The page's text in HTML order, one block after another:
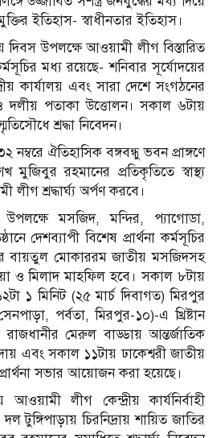
ইতিহাস- স্বাধীনতার ইতিহাস।
দিবস উপলক্ষে আওয়ামী লীগ বিস্তারিত
মধ্য রয়েছে- শনিবার সূর্যোদয়ের
কার্যালয় এবং সারা দেশে সংগঠনের
দলীয় পতাকা উত্তোলন। সকাল ৬টায়
শ্রদ্ধা নিবেদন।
ঐতিহাসিক বঙ্গবন্ধু ভবন প্রাঙ্গণে
মুজিবুর রহমানের প্রতিকৃতিতে স্বাস্থ্য
লীগ শ্রদ্ধার্ঘ্য অর্পণ করবে।
উপলক্ষে মসজিদ, মন্দির, প্যাগোডা,
দেশব্যাপী বিশেষ প্রার্থনা কর্মসূচির
বায়তুল মোকাররম জাতীয় মসজিদসহ
ও মিলাদ মাহফিল হবে। সকাল ৮টায়
১ মিনিট (২৫ মার্চ দিবাগত) মিরপুর
পর্বতা, মিরপুর-১০)-এ খ্রিষ্টান
মেরুল বাড্ডায় আন্তর্জাতিক
এবং সকাল ১১টায় ঢাকেশ্বরী জাতীয়
প্রার্থনা সভার আয়োজন করা হয়েছে।
লীগ কেন্দ্রীয় কার্যনির্বাহী
টুঙ্গিপাড়ায় চিরনিদ্রায় শায়িত জাতির